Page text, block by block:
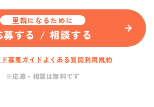
里親になるために
募する / 相談する
募集ガイド よくある質問利用規約
※応募・相談は無料です